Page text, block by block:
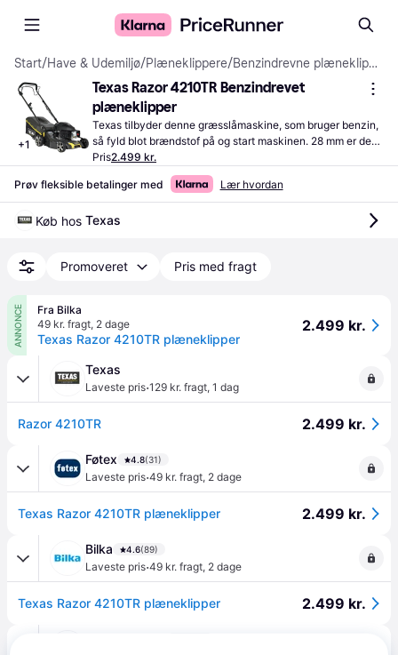
Start/Have & Udemiljø/Plæneklippere/ Benzindrevne plæneklippere
+1
Texas Razor 4210TR Benzindrevet
plæneklipper
Texas tilbyder denne græsslåmaskine, som bruger benzin,
så fyld blot brændstof på og start maskinen. 28 mm er den
laveste justerbare klippehøjde, så vurdér, om du ønsker
græsset kortere.
Pris2.499 kr.
Prøv fleksible betalinger med Lær hvordan
Køb hos Texas
Promoveret Pris med fragt
ANNONCE
Fra Bilka
49 kr. fragt, 2 dage
Texas Razor 4210TR plæneklipper
2.499 kr.
Texas
Laveste pris·129 kr. fragt, 1 dag
Razor 4210TR 2.499 kr.
Føtex 4.8(31)
Laveste pris·49 kr. fragt, 2 dage
Texas Razor 4210TR plæneklipper 2.499 kr.
Bilka 4.6(89)
Laveste pris·49 kr. fragt, 2 dage
Texas Razor 4210TR plæneklipper 2.499 kr.